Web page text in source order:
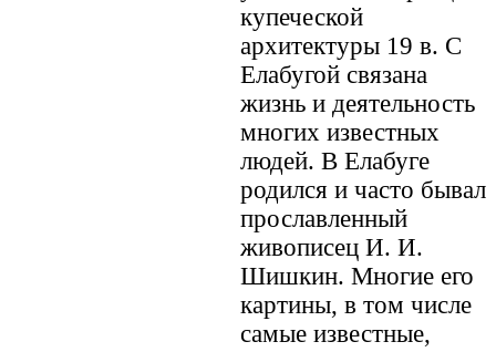
купеческой
архитектуры 19 в. С
Елабугой связана
жизнь и деятельность
многих известных
людей. В Елабуге
родился и часто бывал
прославленный
живописец И. И.
Шишкин. Многие его
картины, в том числе
самые известные,